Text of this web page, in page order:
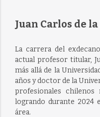
Juan Carlos de
La carrera del
actual profesor titular,
más allá de la
años y doctor de la
profesionales chilenos
logrando durante 2024
área.